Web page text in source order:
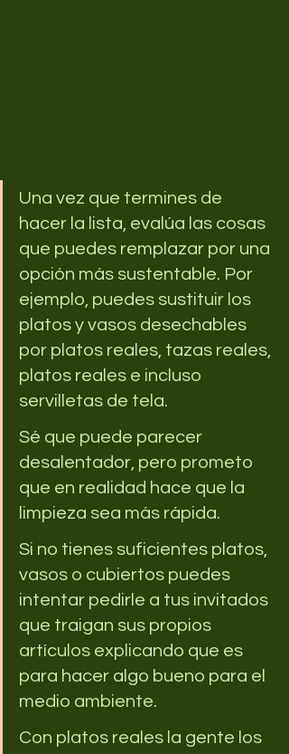
Una vez que termines de
hacer la lista, evalúa las cosas
que puedes remplazar por una
opción más sustentable. Por
ejemplo, puedes sustituir los
platos y vasos desechables
por platos reales, tazas reales,
platos reales e incluso
servilletas de tela.
Sé que puede parecer
desalentador, pero prometo
que en realidad hace que la
limpieza sea más rápida.
Si no tienes suficientes platos,
vasos o cubiertos puedes
intentar pedirle a tus invitados
que traigan sus propios
artículos explicando que es
para hacer algo bueno para el
medio ambiente.
Con platos reales la gente los